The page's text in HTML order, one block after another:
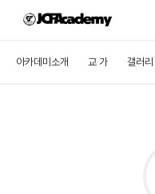
아카데미소개 교 가 갤러리